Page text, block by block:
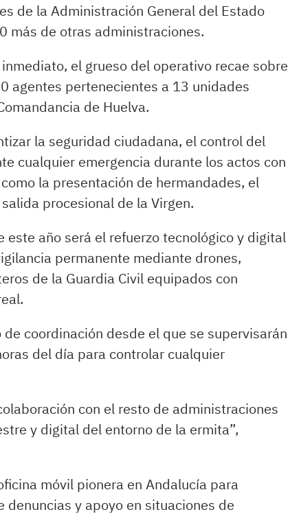
de la Administración General del Estado
más de otras administraciones.
el grueso del operativo recae sobre
agentes pertenecientes a 13 unidades
de Huelva.
la seguridad ciudadana, el control del
cualquier emergencia durante los actos con
la presentación de hermandades, el
procesional de la Virgen.
año será el refuerzo tecnológico y digital
permanente mediante drones,
de la Guardia Civil equipados con
coordinación desde el que se supervisarán
del día para controlar cualquier
con el resto de administraciones
y digital del entorno de la ermita”,
móvil pionera en Andalucía para
y apoyo en situaciones de